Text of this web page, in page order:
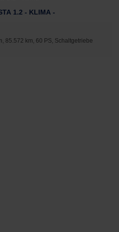
1.2 - KLIMA -
85.572 km, 60 PS, Schaltgetriebe